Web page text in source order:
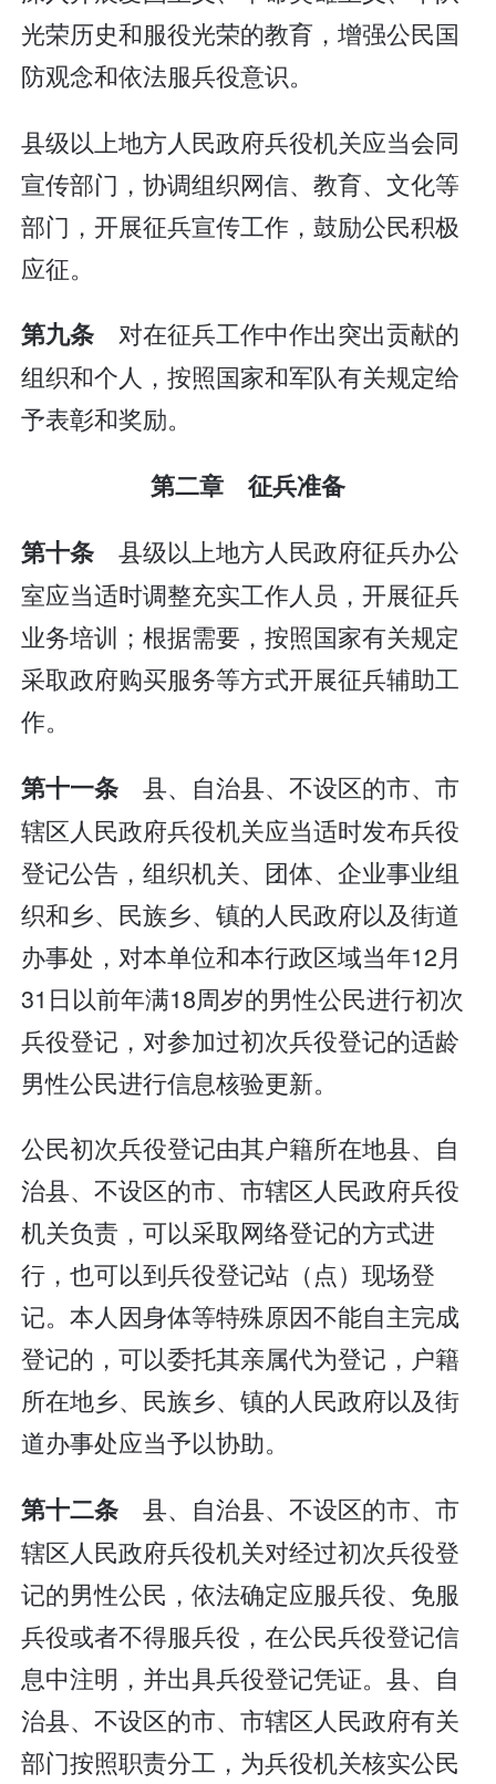
光荣历史和服役光荣的教育，增强公民国
防观念和依法服兵役意识。
县级以上地方人民政府兵役机关应当会同
宣传部门，协调组织网信、教育、文化等
部门，开展征兵宣传工作，鼓励公民积极
应征。
第九条 对在征兵工作中作出突出贡献的
组织和个人，按照国家和军队有关规定给
予表彰和奖励。
第二章 征兵准备
第十条 县级以上地方人民政府征兵办公
室应当适时调整充实工作人员，开展征兵
业务培训；根据需要，按照国家有关规定
采取政府购买服务等方式开展征兵辅助工
作。
第十一条 县、自治县、不设区的市、市
辖区人民政府兵役机关应当适时发布兵役
登记公告，组织机关、团体、企业事业组
织和乡、民族乡、镇的人民政府以及街道
办事处，对本单位和本行政区域当年12月
31日以前年满18周岁的男性公民进行初次
兵役登记，对参加过初次兵役登记的适龄
男性公民进行信息核验更新。
公民初次兵役登记由其户籍所在地县、自
治县、不设区的市、市辖区人民政府兵役
机关负责，可以采取网络登记的方式进
行，也可以到兵役登记站（点）现场登
记。本人因身体等特殊原因不能自主完成
登记的，可以委托其亲属代为登记，户籍
所在地乡、民族乡、镇的人民政府以及街
道办事处应当予以协助。
第十二条 县、自治县、不设区的市、市
辖区人民政府兵役机关对经过初次兵役登
记的男性公民，依法确定应服兵役、免服
兵役或者不得服兵役，在公民兵役登记信
息中注明，并出具兵役登记凭证。县、自
治县、不设区的市、市辖区人民政府有关
部门按照职责分工，为兵役机关核实公民